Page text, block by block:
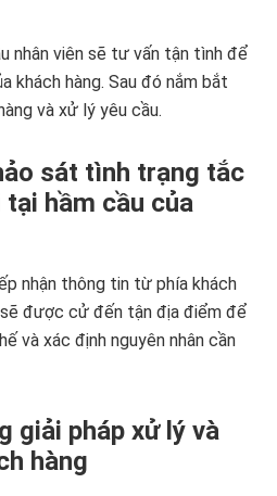
nhân viên sẽ tư vấn tận tình để
khách hàng. Sau đó nắm bắt
và xử lý yêu cầu.
sát tình trạng tắc
hầm cầu của
nhận thông tin từ phía khách
được cử đến tận địa điểm để
và xác định nguyên nhân cần
giải pháp xử lý và
hàng